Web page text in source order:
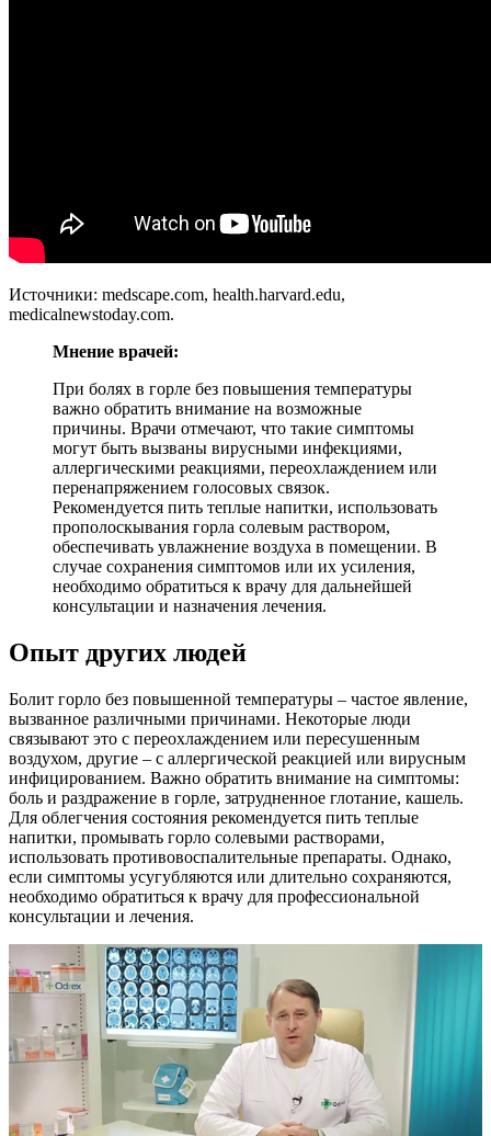
Источники: medscape.com, health.harvard.edu,
medicalnewstoday.com.
Мнение врачей:
При болях в горле без повышения температуры
важно обратить внимание на возможные
причины. Врачи отмечают, что такие симптомы
могут быть вызваны вирусными инфекциями,
аллергическими реакциями, переохлаждением или
перенапряжением голосовых связок.
Рекомендуется пить теплые напитки, использовать
прополоскывания горла солевым раствором,
обеспечивать увлажнение воздуха в помещении. В
случае сохранения симптомов или их усиления,
необходимо обратиться к врачу для дальнейшей
консультации и назначения лечения.
Опыт других людей
Болит горло без повышенной температуры – частое явление,
вызванное различными причинами. Некоторые люди
связывают это с переохлаждением или пересушенным
воздухом, другие – с аллергической реакцией или вирусным
инфицированием. Важно обратить внимание на симптомы:
боль и раздражение в горле, затрудненное глотание, кашель.
Для облегчения состояния рекомендуется пить теплые
напитки, промывать горло солевыми растворами,
использовать противовоспалительные препараты. Однако,
если симптомы усугубляются или длительно сохраняются,
необходимо обратиться к врачу для профессиональной
консультации и лечения.